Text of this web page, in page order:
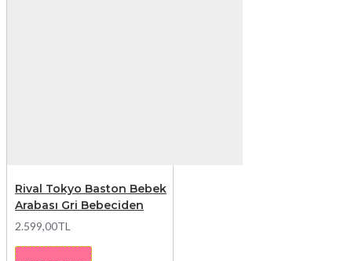
Rival Tokyo Baston Bebek
Arabası Gri Bebeciden
2.599,00TL